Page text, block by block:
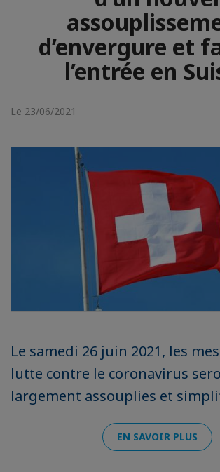
d’envergure et
l’entrée en
Le 23/06/2021
Le samedi 26 juin 2021, les
lutte contre le coronavirus
largement assouplies et
EN SAVOIR PLUS